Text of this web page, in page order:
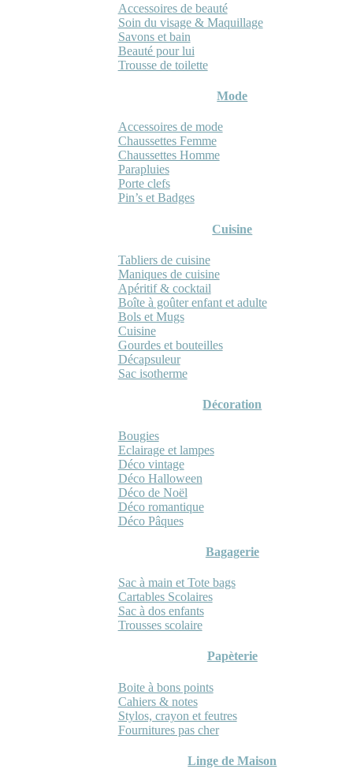
Accessoires de beauté
Soin du visage & Maquillage
Savons et bain
Beauté pour lui
Trousse de toilette
Mode
Accessoires de mode
Chaussettes Femme
Chaussettes Homme
Parapluies
Porte clefs
Pin’s et Badges
Cuisine
Tabliers de cuisine
Maniques de cuisine
Apéritif & cocktail
Boîte à goûter enfant et adulte
Bols et Mugs
Cuisine
Gourdes et bouteilles
Décapsuleur
Sac isotherme
Décoration
Bougies
Eclairage et lampes
Déco vintage
Déco Halloween
Déco de Noël
Déco romantique
Déco Pâques
Bagagerie
Sac à main et Tote bags
Cartables Scolaires
Sac à dos enfants
Trousses scolaire
Papèterie
Boite à bons points
Cahiers & notes
Stylos, crayon et feutres
Fournitures pas cher
Linge de Maison